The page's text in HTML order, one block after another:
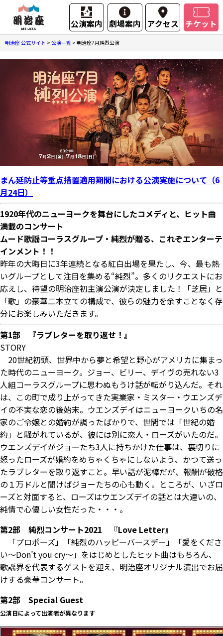
公演案内 劇場案内 アクセス チケット
明治座 公式サイト > 公演一覧 > 明治座7月純烈公演
まん延防止等重点措置適用期間における公演実施について（6
月24日）
1920年代のニューヨークを舞台にしたコメディと、ヒット曲
満載のコンサート
ムード歌謡コーラスグループ・純烈が贈る、これぞエンターテ
インメント！！
昨年の大晦日に3年連続となる紅白出場を果たし、今、最も熱
いグループとして注目を集める“純烈”。多くのリクエストにお
応えし、待望の明治座初主演公演が決定しました！「芝居」と
「歌」の豪華二本立ての構成で、彼らの魅力を余すことなく存
分にお楽しみいただきます。
第1部 『ラブレターを取り返せ！』
STORY
20世紀初頭、世界中から夢と希望と野心がアメリカに集まっ
た時代のニューヨーク。ジョー、ビリー、デイヴの売れない3
人組コーラスグループに思わぬもうけ話が転がり込んだ。それ
は、この町で成り上がってきた実業家・ミスター・ウエンズデ
イの不実な恋の後始末。ウエンズデイはニューヨークいちの名
家のご令嬢との婚約が調ったばかりで、世間では「世紀の婚
約」と騒がれているが、彼には別に恋人・ローズがいたのだ。
ウエンズデイがジョーたち3人に持ちかけた仕事は、裏切りに
怒ったローズが婚約をめちゃくちゃにしないよう、かつて送っ
たラブレターを取り返すこと。早い話が泥棒だが、報酬が破格
の１万ドルと聞けばジョーたちの心も動く。ところが、いざロ
ーズと対面すると、ローズはウエンズデイの話とは大違いの、
純情で心優しい女性だった・・・。
第2部 純烈コンサート2021 『Love Letter』
「プロポーズ」「純烈のハッピーバースデー」「愛をくださ
い～Don’t you cry～」をはじめとしたヒット曲はもちろん、
歌謡界を代表するゲストを迎え、明治座オリジナル演出でお届
けする豪華コンサート。
第2部 Special Guest
公演日によって出演者が異なります